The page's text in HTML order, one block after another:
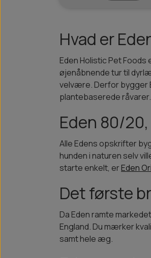
Hvad er
Eden Holistic Pet
øjenåbnende tur til
velvære. Derfor bygger
plantebaserede råvarer.
Eden 80/
Alle Edens opskrifter
hunden i naturen selv
starte enkelt, erEden
Det første
Da Eden ramte
England. Du mærker
samt hele æg.